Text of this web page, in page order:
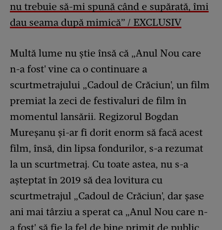
nu trebuie să-mi spună când e supărată, îmi
dau seama după mimică” / EXCLUSIV
Multă lume nu știe însă că „Anul Nou care
n-a fost' vine ca o continuare a
scurtmetrajului „Cadoul de Crăciun', un film
premiat la zeci de festivaluri de film în
momentul lansării. Regizorul Bogdan
Mureșanu și-ar fi dorit enorm să facă acest
film, însă, din lipsa fondurilor, s-a rezumat
la un scurtmetraj. Cu toate astea, nu s-a
așteptat în 2019 să dea lovitura cu
scurtmetrajul „Cadoul de Crăciun', dar șase
ani mai târziu a sperat ca „Anul Nou care n-
a fost' să fie la fel de bine primit de public,